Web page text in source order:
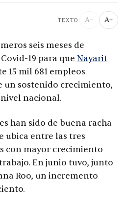
TEXTO A− A+
seis meses de
19 para que Nayarit
15 mil 681 empleos
un sostenido crecimiento,
nacional.
han sido de buena racha
ubica entre las tres
con mayor crecimiento
En junio tuvo, junto
Roo, un incremento